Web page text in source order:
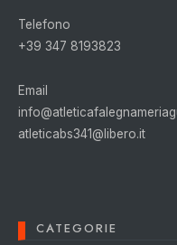
Telefono
+39 347 8193823
Email
atleticabs341@libero.it
CATEGORIE